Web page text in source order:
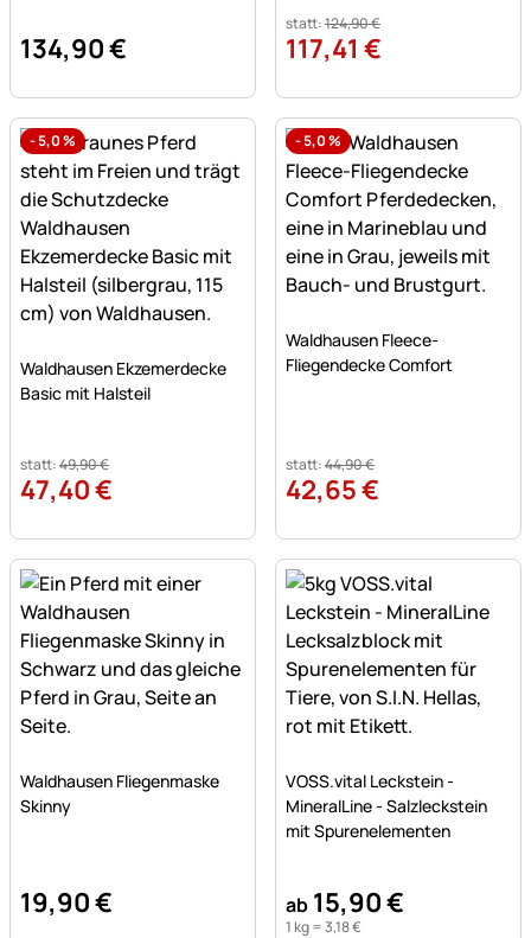
134,90€
statt:124,90€
117,41 €
-5,0%
Noch keine Bewertungen abgegeben
Waldhausen Ekzemerdecke
Basic mit Halsteil
statt:49,90€
47,40€
-5,0%
Waldhausen Fleece-
Fliegendecke Comfort
statt:44,90€
42,65€
Waldhausen Fliegenmaske
Skinny
19,90€
VOSS.vital Leckstein -
MineralLine - Salzleckstein
mit Spurenelementen
ab 15,90€
1 kg =3,18€